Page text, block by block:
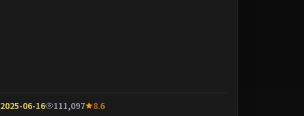
2025-06-16 111,097 8.6